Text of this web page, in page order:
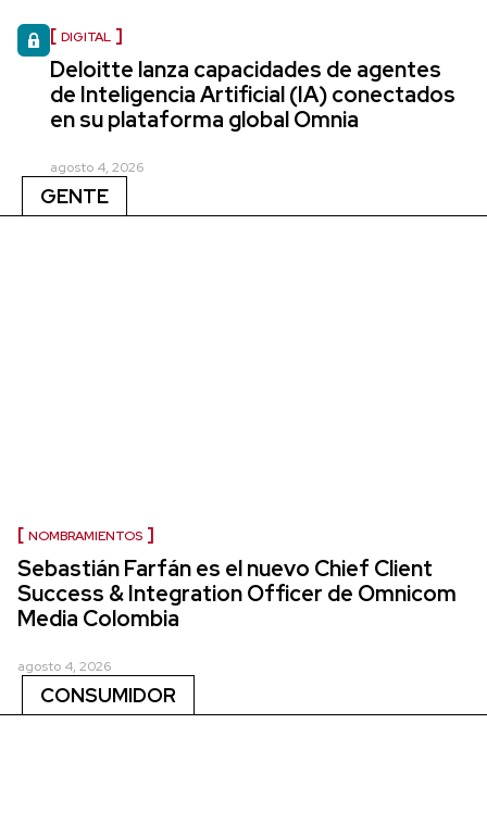
DIGITAL
Deloitte lanza capacidades de agentes
de Inteligencia Artificial (IA) conectados
en su plataforma global Omnia
agosto 4, 2026
GENTE
NOMBRAMIENTOS
Sebastián Farfán es el nuevo Chief Client
Success & Integration Officer de Omnicom
Media Colombia
agosto 4, 2026
CONSUMIDOR